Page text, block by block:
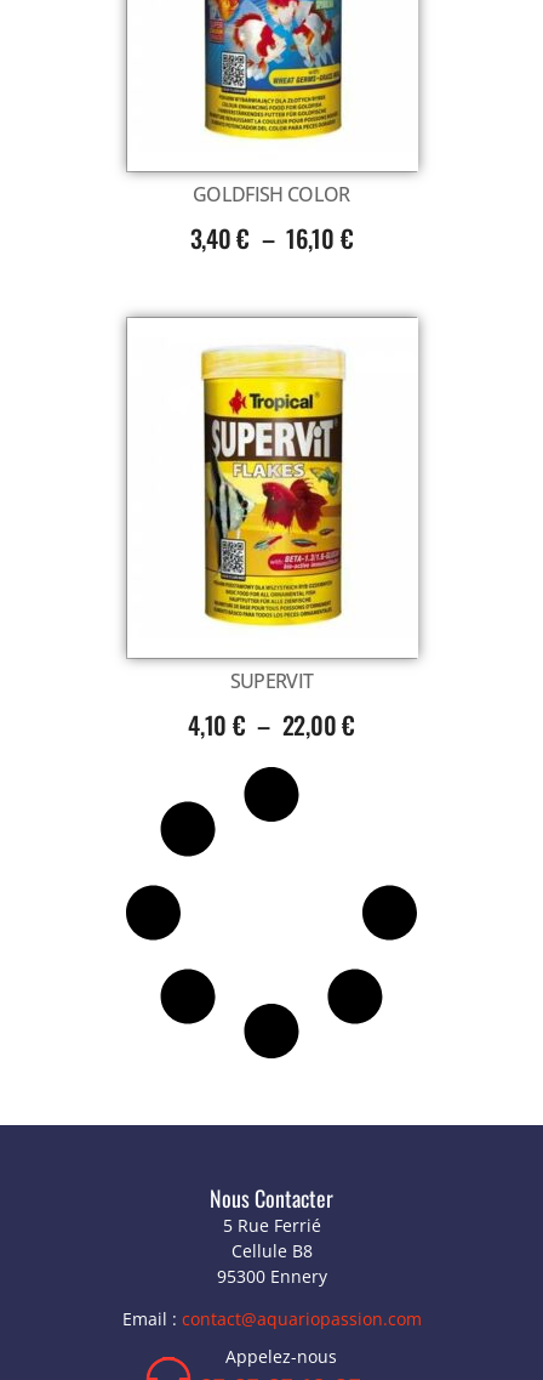
GOLDFISH COLOR
3,40€ – 16,10 €
SUPERVIT
4,10 € – 22,00€
Nous Contacter
5 Rue Ferrié
Cellule B8
95300 Ennery
Email : contact@aquariopassion.com
Appelez-nous